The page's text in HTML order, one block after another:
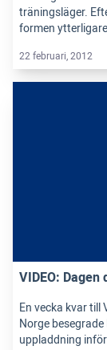
träningsläger.
formen
22 februari, 2012
VIDEO:
En vecka kvar
Norge
uppladdning